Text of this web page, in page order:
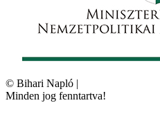
© Bihari Napló
Minden jog fenntartva!